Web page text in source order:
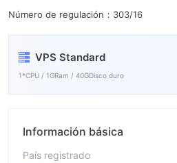
Número de regulación：303/16
VPS Standard
1*CPU / 1GRam / 40GDisco duro
Información básica
País registrado